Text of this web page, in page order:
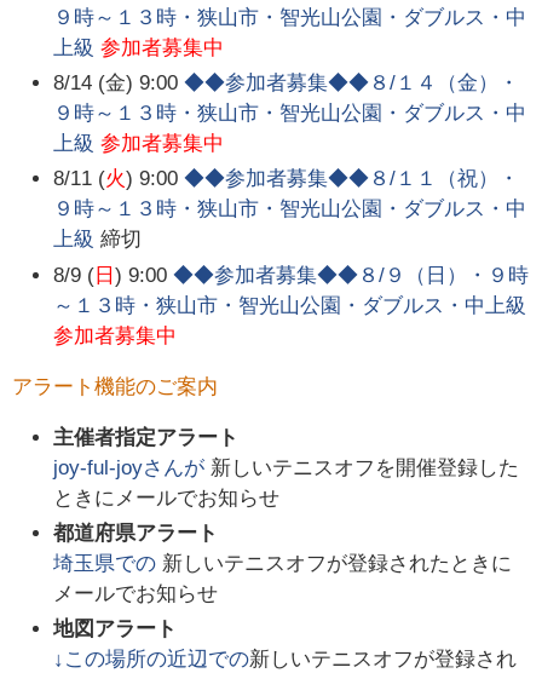
９時～１３時・狭山市・智光山公園・ダブルス・中
上級 参加者募集中
8/14 (金) 9:00 ◆◆参加者募集◆◆８/１４（金）・
９時～１３時・狭山市・智光山公園・ダブルス・中
上級 参加者募集中
8/11 (火) 9:00 ◆◆参加者募集◆◆８/１１（祝）・
９時～１３時・狭山市・智光山公園・ダブルス・中
上級 締切
8/9 ( 日) 9:00 ◆◆参加者募集◆◆８/９（日）・９時
～１３時・狭山市・智光山公園・ダブルス・中上級
参加者募集中
アラート機能のご案内
主催者指定アラート
joy-ful-joyさんが 新しいテニスオフを開催登録した
ときにメールでお知らせ
都道府県アラート
埼玉県での 新しいテニスオフが登録されたときに
メールでお知らせ
地図アラート
↓この場所の近辺での新しいテニスオフが登録され